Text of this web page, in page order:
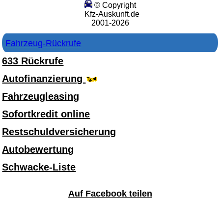
© Copyright
Kfz-Auskunft.de
2001-2026
Fahrzeug-Rückrufe
633 Rückrufe
Autofinanzierung
Fahrzeugleasing
Sofortkredit online
Restschuldversicherung
Autobewertung
Schwacke-Liste
Auf Facebook teilen